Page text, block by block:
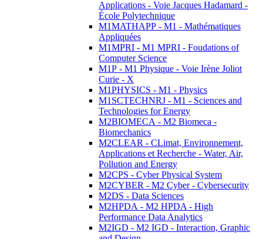
Applications - Voie Jacques Hadamard -
École Polytechnique
M1MATHAPP - M1 - Mathématiques
Appliquées
M1MPRI - M1 MPRI - Foudations of
Computer Science
M1P - M1 Physique - Voie Irène Joliot
Curie - X
M1PHYSICS - M1 - Physics
M1SCTECHNRJ - M1 - Sciences and
Technologies for Energy
M2BIOMECA - M2 Biomeca -
Biomechanics
M2CLEAR - CLimat, Environnement,
Applications et Recherche - Water, Air,
Pollution and Energy
M2CPS - Cyber Physical System
M2CYBER - M2 Cyber - Cybersecurity
M2DS - Data Sciences
M2HPDA - M2 HPDA - High
Performance Data Analytics
M2IGD - M2 IGD - Interaction, Graphic